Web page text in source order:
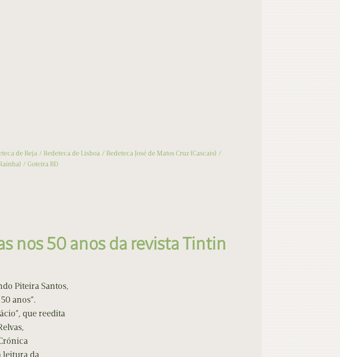
de Beja Bedeteca de Lisboa
Bedeteca José de Matos Cruz (Cascais)
Goteira BD
nos 50 anos da revista Tintin
Piteira Santos,
anos”.
que reedita
leitura da